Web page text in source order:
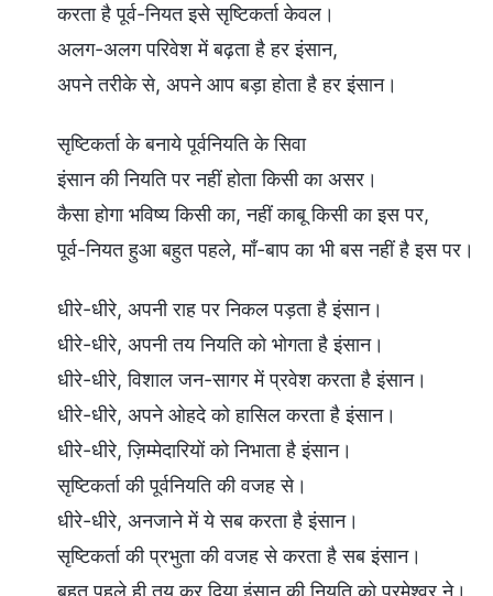
करता है पूर्व-नियत इसे सृष्टिकर्ता केवल।
अलग-अलग परिवेश में बढ़ता है हर इंसान,
अपने तरीके से, अपने आप बड़ा होता है हर इंसान।
सृष्टिकर्ता के बनाये पूर्वनियति के सिवा
इंसान की नियति पर नहीं होता किसी का असर।
कैसा होगा भविष्य किसी का, नहीं काबू किसी का इस पर,
पूर्व-नियत हुआ बहुत पहले, माँ-बाप का भी बस नहीं है इस पर।
धीरे-धीरे, अपनी राह पर निकल पड़ता है इंसान।
धीरे-धीरे, अपनी तय नियति को भोगता है इंसान।
धीरे-धीरे, विशाल जन-सागर में प्रवेश करता है इंसान।
धीरे-धीरे, अपने ओहदे को हासिल करता है इंसान।
धीरे-धीरे, ज़िम्मेदारियों को निभाता है इंसान।
सृष्टिकर्ता की पूर्वनियति की वजह से।
धीरे-धीरे, अनजाने में ये सब करता है इंसान।
सृष्टिकर्ता की प्रभुता की वजह से करता है सब इंसान।
बहुत पहले ही तय कर दिया इंसान की नियति को परमेश्वर ने।